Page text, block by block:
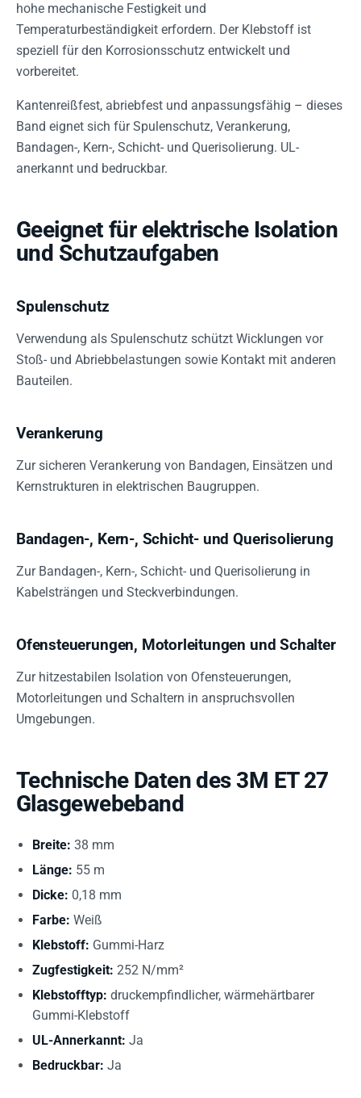
hohe mechanische Festigkeit und
Temperaturbeständigkeit erfordern. Der Klebstoff ist
speziell für den Korrosionsschutz entwickelt und
vorbereitet.
Kantenreißfest, abriebfest und anpassungsfähig – dieses
Band eignet sich für Spulenschutz, Verankerung,
Bandagen-, Kern-, Schicht- und Querisolierung. UL-
anerkannt und bedruckbar.
Geeignet für elektrische Isolation
und Schutzaufgaben
Spulenschutz
Verwendung als Spulenschutz schützt Wicklungen vor
Stoß- und Abriebbelastungen sowie Kontakt mit anderen
Bauteilen.
Verankerung
Zur sicheren Verankerung von Bandagen, Einsätzen und
Kernstrukturen in elektrischen Baugruppen.
Bandagen-, Kern-, Schicht- und Querisolierung
Zur Bandagen-, Kern-, Schicht- und Querisolierung in
Kabelsträngen und Steckverbindungen.
Ofensteuerungen, Motorleitungen und Schalter
Zur hitzestabilen Isolation von Ofensteuerungen,
Motorleitungen und Schaltern in anspruchsvollen
Umgebungen.
Technische Daten des 3M ET 27
Glasgewebeband
Breite: 38 mm
Länge: 55 m
Dicke: 0,18 mm
Farbe: Weiß
Klebstoff: Gummi-Harz
Zugfestigkeit: 252 N/mm²
Klebstofftyp: druckempfindlicher, wärmehärtbarer
Gummi-Klebstoff
UL-Annerkannt: Ja
Bedruckbar: Ja